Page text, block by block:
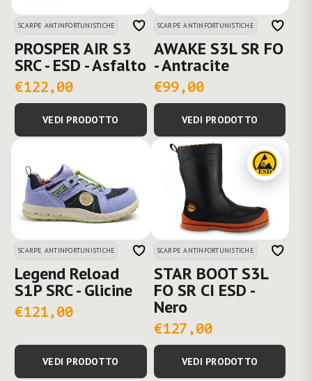
SCARPE ANTINFORTUNISTICHE
PROSPER AIR S3
SRC - ESD - Asfalto
€122,00
VEDI PRODOTTO
SCARPE ANTINFORTUNISTICHE
AWAKE S3L SR FO
- Antracite
€99,00
VEDI PRODOTTO
SCARPE ANTINFORTUNISTICHE
Legend Reload
S1P SRC - Glicine
€121,00
VEDI PRODOTTO
SCARPE ANTINFORTUNISTICHE
STAR BOOT S3L
FO SR CI ESD -
Nero
€127,00
VEDI PRODOTTO